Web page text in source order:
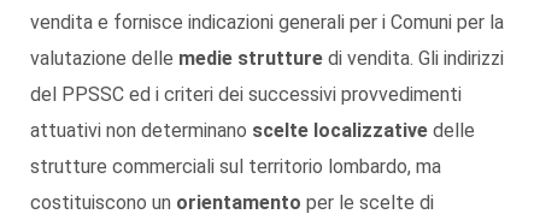
vendita e fornisce indicazioni generali per i Comuni per la
valutazione delle medie strutture di vendita. Gli indirizzi
del PPSSC ed i criteri dei successivi provvedimenti
attuativi non determinano scelte localizzative delle
strutture commerciali sul territorio lombardo, ma
costituiscono un orientamento per le scelte di